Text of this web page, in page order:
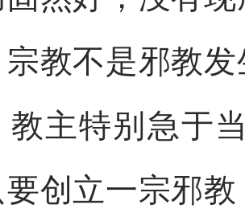
宗教不是邪教
教主特别急于
创立一宗邪